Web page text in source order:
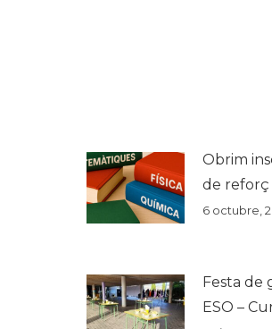
Obrim
de reforç
6 octubre,
Festa de
ESO –